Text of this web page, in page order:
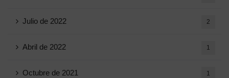
Julio de 2022 2
Abril de 2022 1
Octubre de 2021 1